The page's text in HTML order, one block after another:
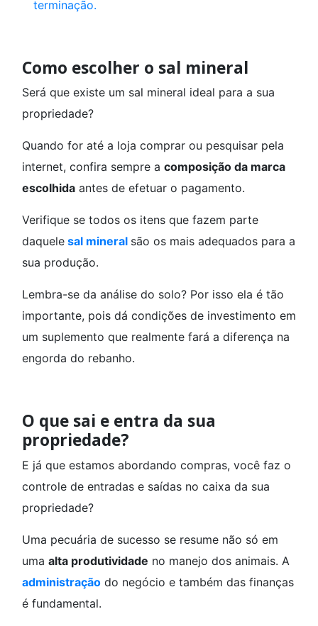
terminação.
Como escolher o sal mineral
Será que existe um sal mineral ideal para a sua
propriedade?
Quando for até a loja comprar ou pesquisar pela
internet, confira sempre a composição da marca
escolhida antes de efetuar o pagamento.
Verifique se todos os itens que fazem parte
daquele sal mineral são os mais adequados para a
sua produção.
Lembra-se da análise do solo? Por isso ela é tão
importante, pois dá condições de investimento em
um suplemento que realmente fará a diferença na
engorda do rebanho.
O que sai e entra da sua
propriedade?
E já que estamos abordando compras, você faz o
controle de entradas e saídas no caixa da sua
propriedade?
Uma pecuária de sucesso se resume não só em
uma alta produtividade no manejo dos animais. A
administração do negócio e também das finanças
é fundamental.